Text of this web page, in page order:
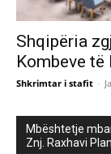
Shqipëria
Kombeve të
Shkrimtar i stafit -
Mbështetje
Znj. Raxhavi